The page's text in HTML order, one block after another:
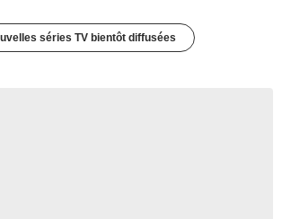
séries TV bientôt diffusées